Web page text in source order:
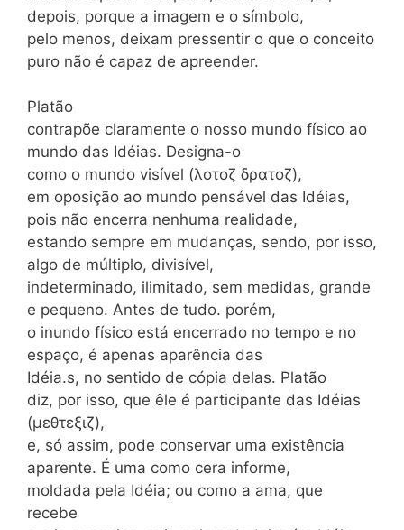
depois, porque a imagem e o símbolo,
pelo menos, deixam pressentir o que o conceito
puro não é capaz de apreender.
Platão
contrapõe claramente o nosso mundo físico ao
mundo das Idéias. Designa-o
como o mundo visível (λοτοζ δρατοζ),
em oposição ao mundo pensável das Idéias,
pois não encerra nenhuma realidade,
estando sempre em mudanças, sendo, por isso,
algo de múltiplo, divisível,
indeterminado, ilimitado, sem medidas, grande
e pequeno. Antes de tudo. porém,
o inundo físico está encerrado no tempo e no
espaço, é apenas aparência das
Idéia.s, no sentido de cópia delas. Platão
diz, por isso, que êle é participante das Idéias
(μεθτεξιζ),
e, só assim, pode conservar uma existência
aparente. É uma como cera informe,
moldada pela Idéia; ou como a ama, que
recebe